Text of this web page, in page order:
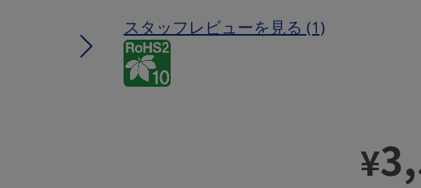
スタッフレビューを見る (1)
¥